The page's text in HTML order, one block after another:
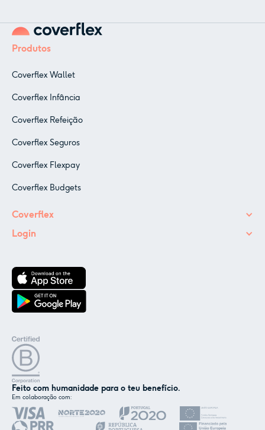
Produtos
Coverflex Wallet
Coverflex Infância
Coverflex Refeição
Coverflex Seguros
Coverflex Flexpay
Coverflex Budgets
Coverflex
Login
Feito com humanidade para o teu benefício.
Em colaboração com:
Nós e os nossos parceiros usamos cookies ou